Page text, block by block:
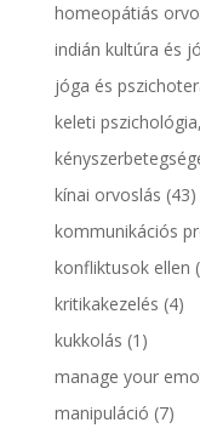
homeopátiás
indián kultúra és
jóga és
keleti
kínai orvoslás (43)
kommunikációs
konfliktusok ellen
kritikakezelés (4)
kukkolás (1)
manage your
manipuláció (7)